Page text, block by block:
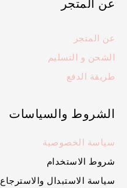
عن المتجر
عن المتجر
الشحن و التسليم
طريقة الدفع
الشروط والسياسات
سياسة الخصوصية
شروط الاستخدام
سياسة الاستبدال والاسترجاع